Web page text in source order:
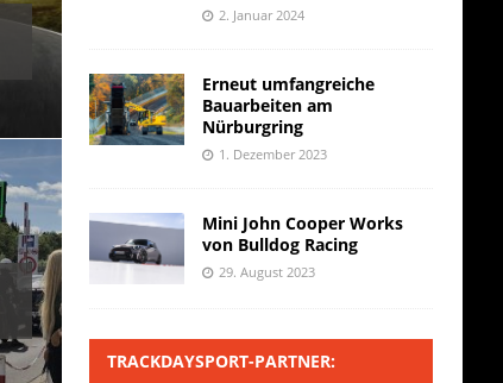
2. Januar 2024
Erneut umfangreiche
Bauarbeiten am
Nürburgring
1. Dezember 2023
Mini John Cooper Works
von Bulldog Racing
29. August 2023
TRACKDAYSPORT-PARTNER: